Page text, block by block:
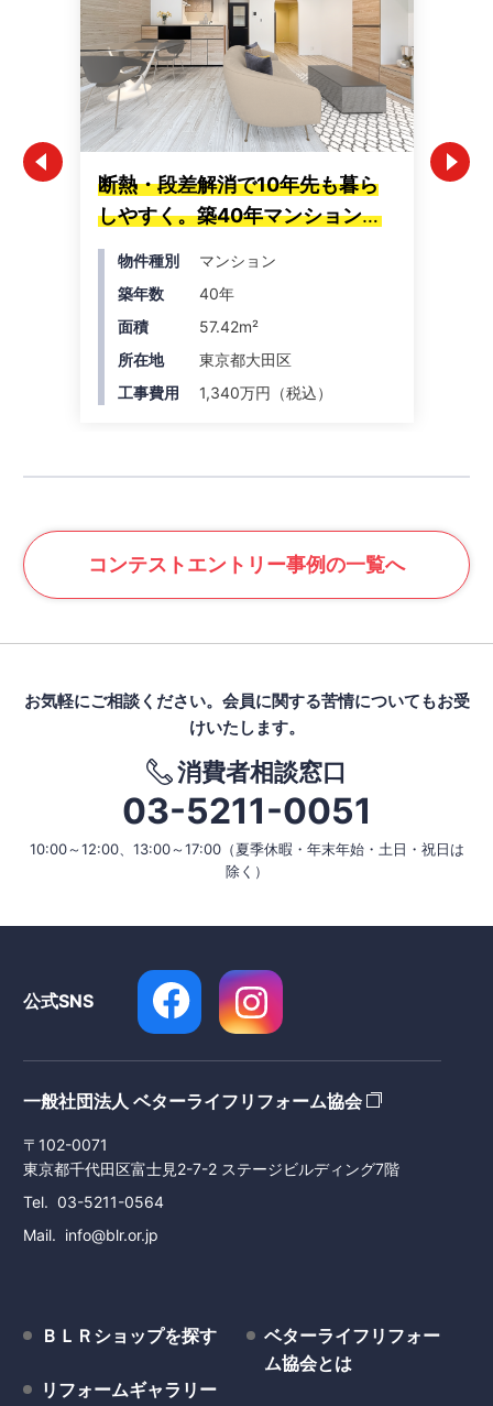
断熱・段差解消で10年先も暮ら
しやすく。築40年マンションを
快適リノベーション
物件種別
マンション
築年数
40年
面積
57.42m²
所在地
東京都大田区
工事費用
1,340万円（税込）
コンテストエントリー事例の一覧へ
お気軽にご相談ください。 会員に関する苦情についてもお受
けいたします。
消費者相談窓口
03-5211-0051
10:00～12:00、13:00～17:00（夏季休暇・年末年始・土日・祝日は
除く）
公式SNS
一般社団法人 ベターライフリフォーム協会
〒102-0071
東京都千代田区富士見2-7-2 ステージビルディング7階
Tel
03-5211-0564
Mail
info@blr.or.jp
ＢＬＲショップを探す
リフォームギャラリー
ベターライフリフォー
ム協会とは